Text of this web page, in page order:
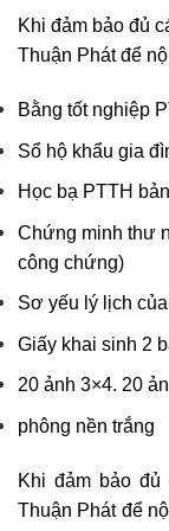
Khi đảm bảo đủ
Thuận Phát để
Bằng tốt nghiệp
Sổ hộ khẩu gia
Học bạ PTTH
Chứng minh thư
công chứng)
Sơ yếu lý lịch
Giấy khai sinh 2
20 ảnh 3×4. 20
phông nền trắng
Khi đảm bảo
Thuận Phát để